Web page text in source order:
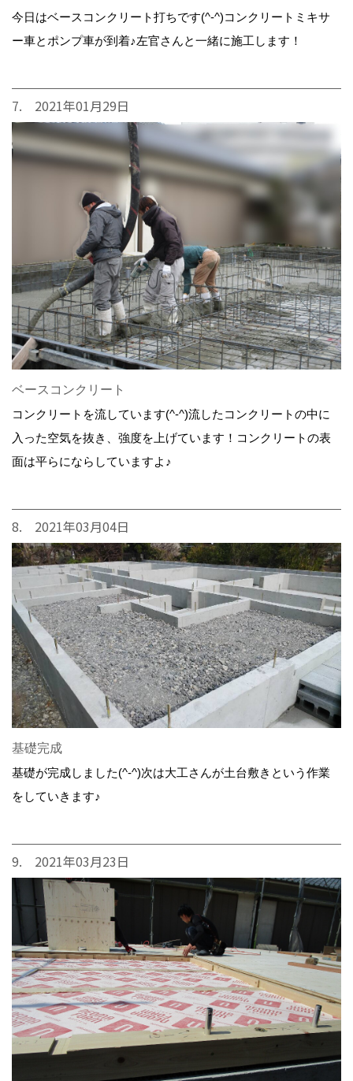
今日はベースコンクリート打ちです(^-^)コンクリートミキサ
ー車とポンプ車が到着♪左官さんと一緒に施工します！
7. 2021年01月29日
ベースコンクリート
コンクリートを流しています(^-^)流したコンクリートの中に
入った空気を抜き、強度を上げています！コンクリートの表
面は平らにならしていますよ♪
8. 2021年03月04日
基礎完成
基礎が完成しました(^-^)次は大工さんが土台敷きという作業
をしていきます♪
9. 2021年03月23日